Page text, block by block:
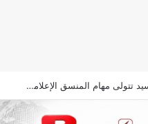
للمرة الثانية على التوالي.. ولاء السيد تتولى مهام المنسق الإعلامي لمهرجان “الأفضل بين الأفضل” في دورته الخامسة